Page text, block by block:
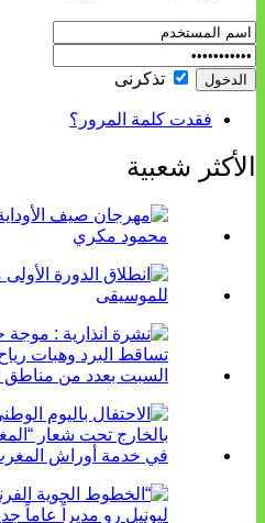
تذكرنى
فقدت كلمة المرور؟
الأكثر شعبية